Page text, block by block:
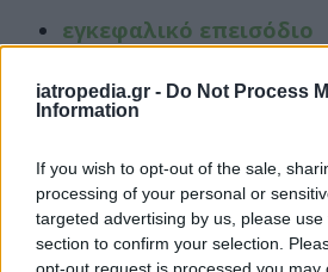
iatropedia.gr - Do Not Process
Information
If you wish to opt-out of the sale,
processing of your personal or
targeted advertising by us, please
section to confirm your selection.
εγκεφαλικό επεισόδιο
υπέρταση
υψηλή χοληστερόλη
ευσαρκία (υπερβολικό
ορισμένες
Η αυξημένη πρόσληψη φυτικών